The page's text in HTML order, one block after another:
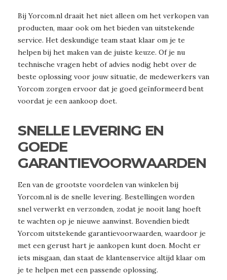
Bij Yorcom.nl draait het niet alleen om het verkopen van
producten, maar ook om het bieden van uitstekende
service. Het deskundige team staat klaar om je te
helpen bij het maken van de juiste keuze. Of je nu
technische vragen hebt of advies nodig hebt over de
beste oplossing voor jouw situatie, de medewerkers van
Yorcom zorgen ervoor dat je goed geïnformeerd bent
voordat je een aankoop doet.
SNELLE LEVERING EN
GOEDE
GARANTIEVOORWAARDEN
Een van de grootste voordelen van winkelen bij
Yorcom.nl is de snelle levering. Bestellingen worden
snel verwerkt en verzonden, zodat je nooit lang hoeft
te wachten op je nieuwe aanwinst. Bovendien biedt
Yorcom uitstekende garantievoorwaarden, waardoor je
met een gerust hart je aankopen kunt doen. Mocht er
iets misgaan, dan staat de klantenservice altijd klaar om
je te helpen met een passende oplossing.